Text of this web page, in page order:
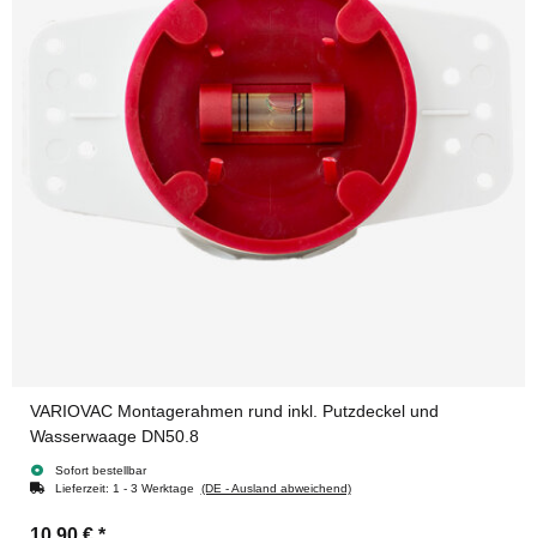
VARIOVAC Montagerahmen rund inkl. Putzdeckel und
Wasserwaage DN50.8
Sofort bestellbar
Lieferzeit: 1 - 3 Werktage (DE - Ausland abweichend)